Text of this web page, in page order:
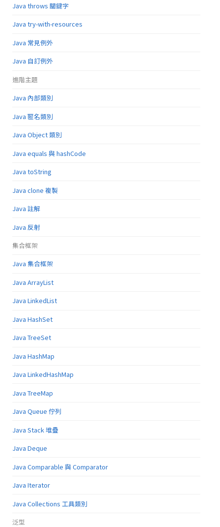
Java throws 關鍵字
Java try-with-resources
Java 常見例外
Java 自訂例外
進階主題
Java 內部類別
Java 匿名類別
Java Object 類別
Java equals 與 hashCode
Java toString
Java clone 複製
Java 註解
Java 反射
集合框架
Java 集合框架
Java ArrayList
Java LinkedList
Java HashSet
Java TreeSet
Java HashMap
Java LinkedHashMap
Java TreeMap
Java Queue 佇列
Java Stack 堆疊
Java Deque
Java Comparable 與 Comparator
Java Iterator
Java Collections 工具類別
泛型